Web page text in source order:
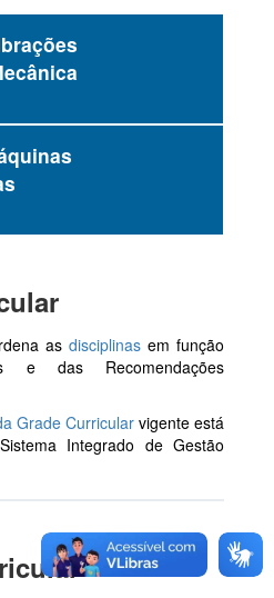
as disciplinas em função
e das Recomendações
Grade Curricular vigente está
Integrado de Gestão